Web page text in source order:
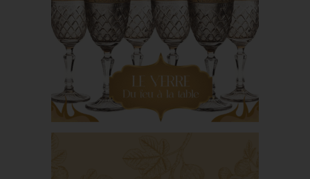
Maestro Martino et son
Libro de arte
coquinaria